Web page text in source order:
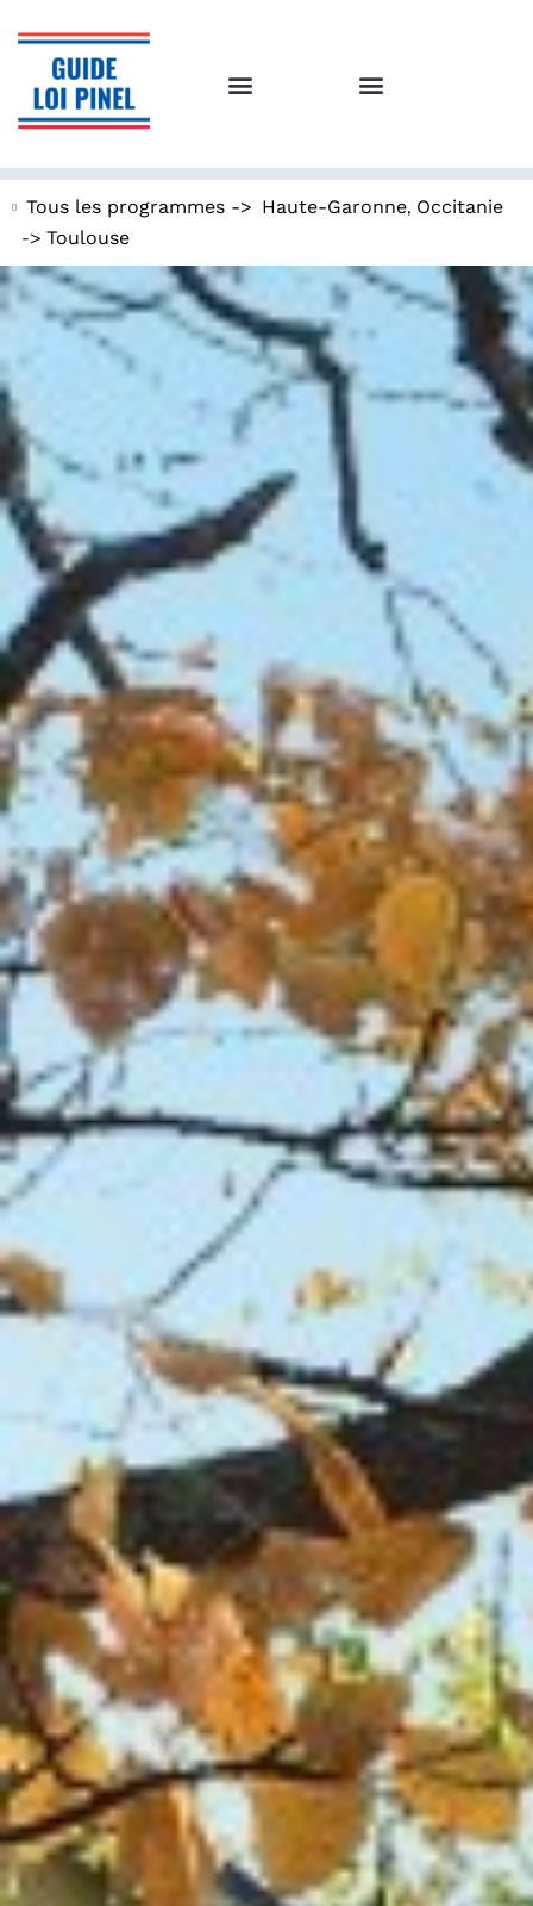
Tous les programmes -> Haute-Garonne, Occitanie
-> Toulouse